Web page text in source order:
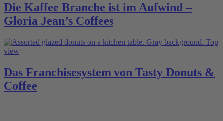
Die Kaffee Branche ist im Aufwind –
Gloria Jean’s Coffees
Das Franchisesystem von Tasty Donuts &
Coffee